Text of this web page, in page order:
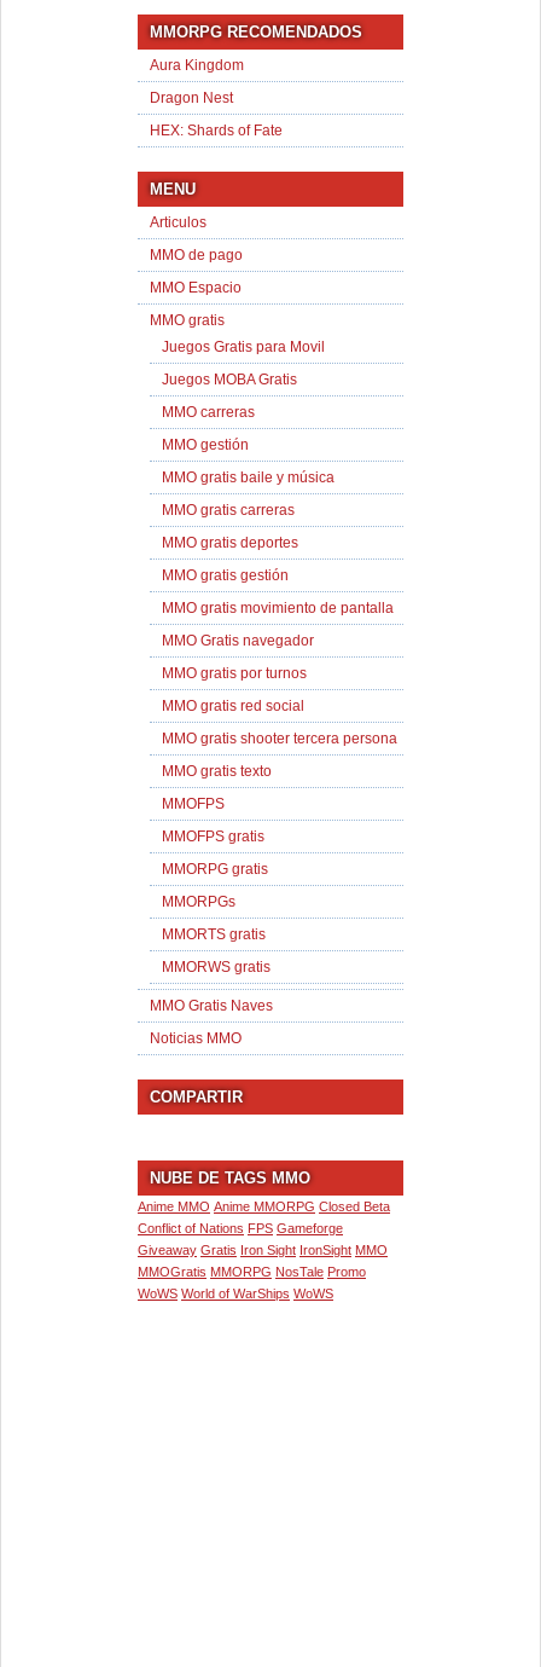
MMORPG RECOMENDADOS
Aura Kingdom
Dragon Nest
HEX: Shards of Fate
MENU
Articulos
MMO de pago
MMO Espacio
MMO gratis
Juegos Gratis para Movil
Juegos MOBA Gratis
MMO carreras
MMO gestión
MMO gratis baile y música
MMO gratis carreras
MMO gratis deportes
MMO gratis gestión
MMO gratis movimiento de pantalla
MMO Gratis navegador
MMO gratis por turnos
MMO gratis red social
MMO gratis shooter tercera persona
MMO gratis texto
MMOFPS
MMOFPS gratis
MMORPG gratis
MMORPGs
MMORTS gratis
MMORWS gratis
MMO Gratis Naves
Noticias MMO
COMPARTIR
NUBE DE TAGS MMO
Anime MMO Anime MMORPG Closed Beta
Conflict of Nations FPS Gameforge
Giveaway Gratis Iron Sight IronSight MMO
MMOGratis MMORPG NosTale Promo
WoWS World of WarShips WoWS